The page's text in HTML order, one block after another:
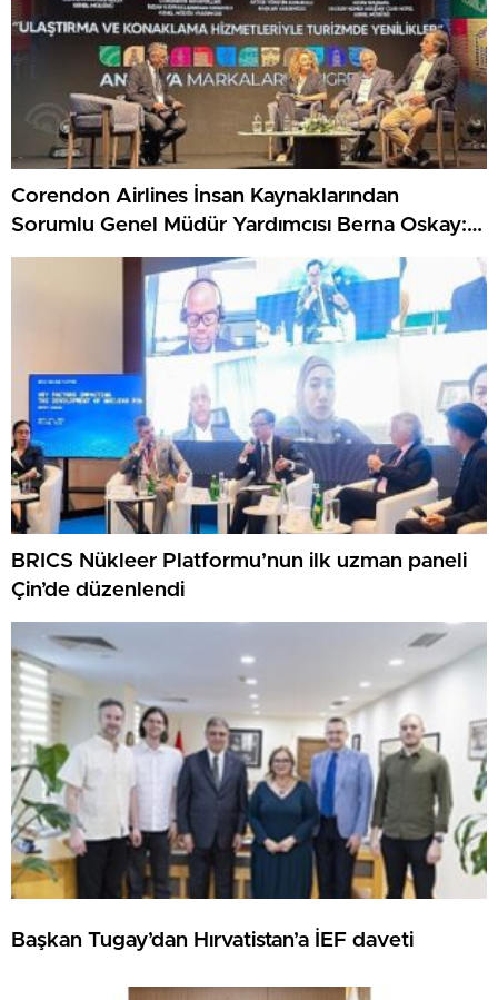
Corendon Airlines İnsan Kaynaklarından
Sorumlu Genel Müdür Yardımcısı Berna Oskay:
“Z kuşağına yapılan yatırım, turizmin geleceğine
yapılan yatırımdır”
BRICS Nükleer Platformu’nun ilk uzman paneli
Çin’de düzenlendi
Başkan Tugay’dan Hırvatistan’a İEF daveti